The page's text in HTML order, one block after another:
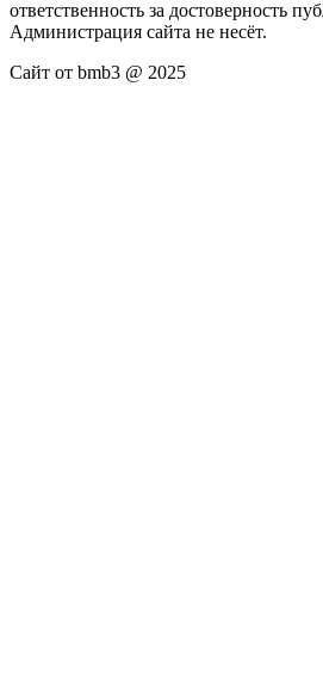
ответственность за достоверность
Администрация сайта не несёт.
Сайт от bmb3 @ 2025